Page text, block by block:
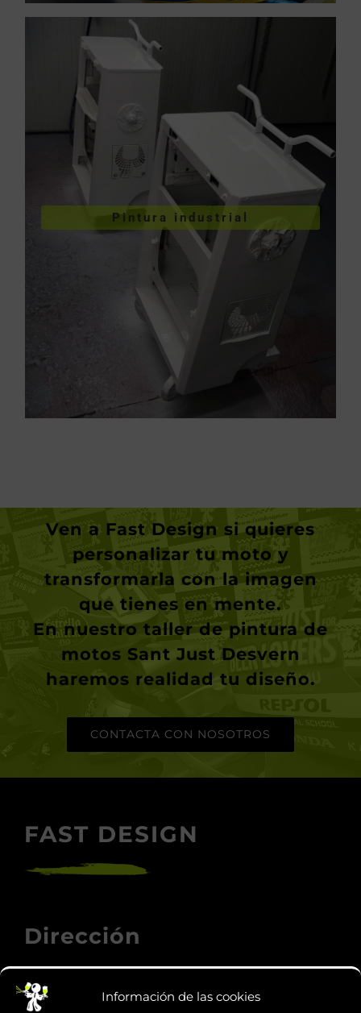
Información de las cookies
Pintura industrial
Pintura de piezas
industriales
VER PINTURA INDUSTRIAL
Ven a Fast Design si quieres
personalizar tu moto y
transformarla con la imagen
que tienes en mente.
En nuestro taller de pintura de
motos Sant Just Desvern
haremos realidad tu diseño.
CONTACTA CON NOSOTROS
FAST DESIGN
Dirección
08110 Montcada i Reixac (Barcelona)